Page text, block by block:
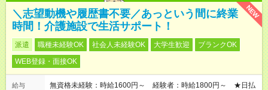
NEW
＼志望動機や履歴書不要／あっという間に終業
時間！介護施設で生活サポート！
派遣 職種未経験OK 社会人未経験OK 大学生歓迎
ブランクOK
WEB登録・面接OK
給与
無資格未経験：時給1600円～ 経験者：時給1800円～ ★日払